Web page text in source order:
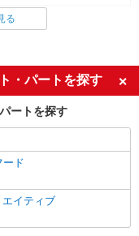
理補助・調理師
勤務OK
OK
り
あり
る
・パートを探す
ートを探す
ード
エイティブ